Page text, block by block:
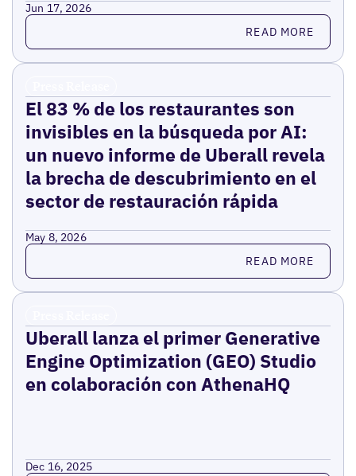
Jun 17, 2026
Read more READ MORE
El 83 % de los restaurantes son
invisibles en la búsqueda por AI:
un nuevo informe de Uberall revela
la brecha de descubrimiento en el
sector de restauración rápida
May 8, 2026
Read more READ MORE
Uberall lanza el primer Generative
Engine Optimization (GEO) Studio
en colaboración con AthenaHQ
Dec 16, 2025